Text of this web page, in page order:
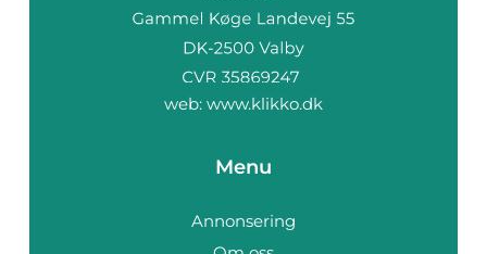
web: www.klikko.dk
Menu
Annonsering